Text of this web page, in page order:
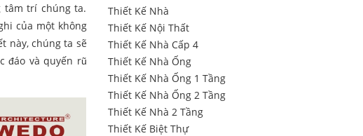
tâm trí chúng ta.
của một không
này, chúng ta sẽ
đáo và quyến rũ
Thiết Kế Nhà
Thiết Kế Nội Thất
Thiết Kế Nhà Cấp 4
Thiết Kế Nhà Ống
Thiết Kế Nhà Ống 1 Tầng
Thiết Kế Nhà Ống 2 Tầng
Thiết Kế Nhà 2 Tầng
Thiết Kế Biệt Thự